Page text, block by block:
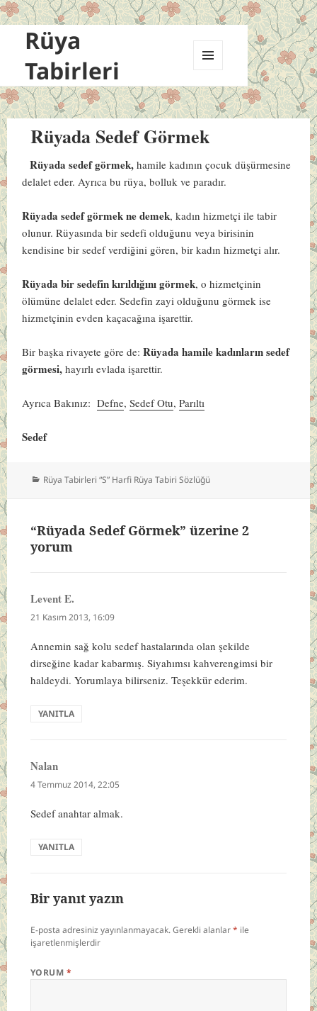
Rüya
Tabirleri
VE
BILEŞENLER
Rüyada Sedef Görmek
Rüyada sedef görmek, hamile kadının çocuk düşürmesine
delalet eder. Ayrıca bu rüya, bolluk ve paradır.
Rüyada sedef görmek ne demek, kadın hizmetçi ile tabir
olunur. Rüyasında bir sedefi olduğunu veya birisinin
kendisine bir sedef verdiğini gören, bir kadın hizmetçi alır.
Rüyada bir sedefin kırıldığını görmek, o hizmetçinin
ölümüne delalet eder. Sedefin zayi olduğunu görmek ise
hizmetçinin evden kaçacağına işarettir.
Bir başka rivayete göre de:Rüyada hamile kadınların sedef
görmesi, hayırlı evlada işarettir.
Ayrıca Bakınız:Defne,Sedef Otu,Parıltı
Sedef
Kategoriler
Rüya Tabirleri “S” Harfi Rüya Tabiri Sözlüğü
“Rüyada Sedef Görmek” üzerine 2
yorum
Levent E.
ki:
21 Kasım 2013, 16:09
Annemin sağ kolu sedef hastalarında olan şekilde
dirseğine kadar kabarmış. Siyahımsı kahverengimsi bir
haldeydi. Yorumlaya bilirseniz. Teşekkür ederim.
YANITLA
Nalandedi
ki:
4 Temmuz 2014, 22:05
Sedef anahtar almak.
YANITLA
Bir yanıt yazın
E-posta adresiniz yayınlanmayacak.Gerekli alanlar* ile
işaretlenmişlerdir
YORUM *